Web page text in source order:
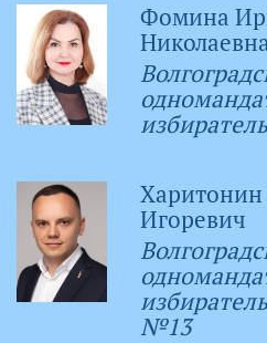
Фомина
Игоревич
№13